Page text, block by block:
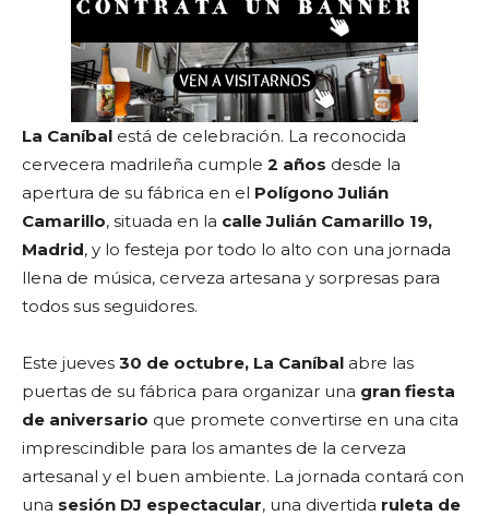
La Caníbal está de celebración. La reconocida
cervecera madrileña cumple 2 años desde la
apertura de su fábrica en el Polígono Julián
Camarillo, situada en la calle Julián Camarillo 19,
Madrid, y lo festeja por todo lo alto con una jornada
llena de música, cerveza artesana y sorpresas para
todos sus seguidores.
Este jueves 30 de octubre, La Caníbal abre las
puertas de su fábrica para organizar una gran fiesta
de aniversario que promete convertirse en una cita
imprescindible para los amantes de la cerveza
artesanal y el buen ambiente. La jornada contará con
una sesión DJ espectacular, una divertida ruleta de